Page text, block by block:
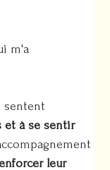
m'a
sentent
et à se sentir
leur